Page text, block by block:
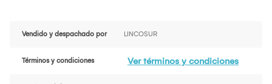
Vendido y despachado por LINCOSUR
Términos y condiciones Ver términos y condiciones